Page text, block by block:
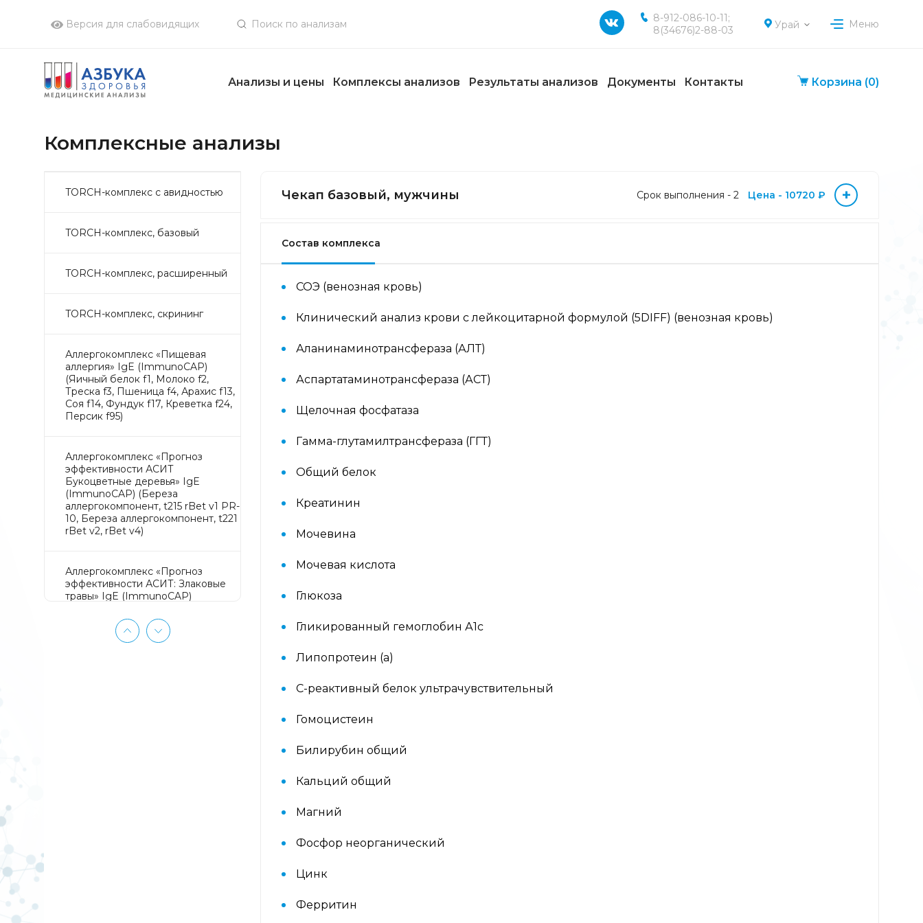
Версия для слабовидящих
8-912-086-10-11;
8(34676)2-88-03
Урай Меню
Анализы и цены Комплексы анализов Результаты анализов Документы Контакты Корзина (0)
Комплексные анализы
TORCH-комплекс с авидностью
TORCH-комплекс, базовый
TORCH-комплекс, расширенный
TORCH-комплекс, скрининг
Аллергокомплекс «Пищевая
аллергия» IgE (ImmunoCAP)
(Яичный белок f1, Молоко f2,
Треска f3, Пшеница f4, Арахис f13,
Соя f14, Фундук f17, Креветка f24,
Персик f95)
Аллергокомплекс «Прогноз
эффективности АСИТ
Букоцветные деревья» IgE
(ImmunoCAP) (Береза
аллергокомпонент, t215 rBet v1 PR-
10, Береза аллергокомпонент, t221
rBet v2, rBet v4)
Аллергокомплекс «Прогноз
эффективности АСИТ: Злаковые
травы» IgE (ImmunoCAP)
аллергокомпонент, g213 rPhl p1,
rPhl p5b, Тимофеевка луговая,
аллергокомпонент, g214 rPhl p7,
Чекап базовый, мужчины Срок выполнения - 2 Цена - 10720 ₽ +
Состав комплекса
СОЭ (венозная кровь)
Клинический анализ крови с лейкоцитарной формулой (5DIFF) (венозная кровь)
Аланинаминотрансфераза (АЛТ)
Аспартатаминотрансфераза (АСТ)
Щелочная фосфатаза
Гамма-глутамилтрансфераза (ГГТ)
Общий белок
Креатинин
Мочевина
Мочевая кислота
Глюкоза
Гликированный гемоглобин А1с
Липопротеин (а)
С-реактивный белок ультрачувствительный
Гомоцистеин
Билирубин общий
Кальций общий
Магний
Фосфор неорганический
Цинк
Ферритин